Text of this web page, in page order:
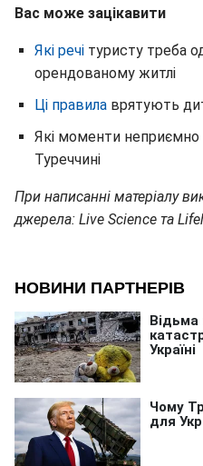
Вас може зацікавити
Які речі туристу треба
орендованому житлі
Ці правила врятують
Які моменти неприємно
Туреччині
При написанні матеріалу
джерела: Live Science та